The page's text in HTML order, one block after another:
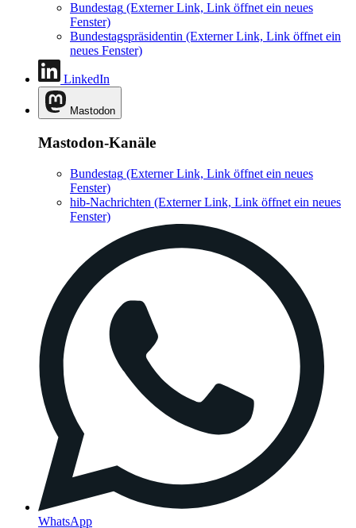
Bundestag (Externer Link, Link öffnet ein neues
Fenster)
Bundestagspräsidentin (Externer Link, Link öffnet ein
neues Fenster)
LinkedIn
Mastodon
Mastodon-Kanäle
Bundestag (Externer Link, Link öffnet ein neues
Fenster)
hib-Nachrichten (Externer Link, Link öffnet ein neues
Fenster)
WhatsApp